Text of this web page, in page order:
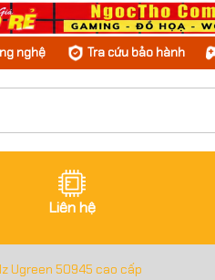
nghệ Tra cứu bảo hành
Liên hệ
Ugreen 50945 cao cấp